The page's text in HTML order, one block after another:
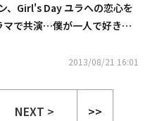
、Girl's Day ユラへの恋心を
マで共演…僕が一人で好きな
2013/08/21 16:01
NEXT > >>